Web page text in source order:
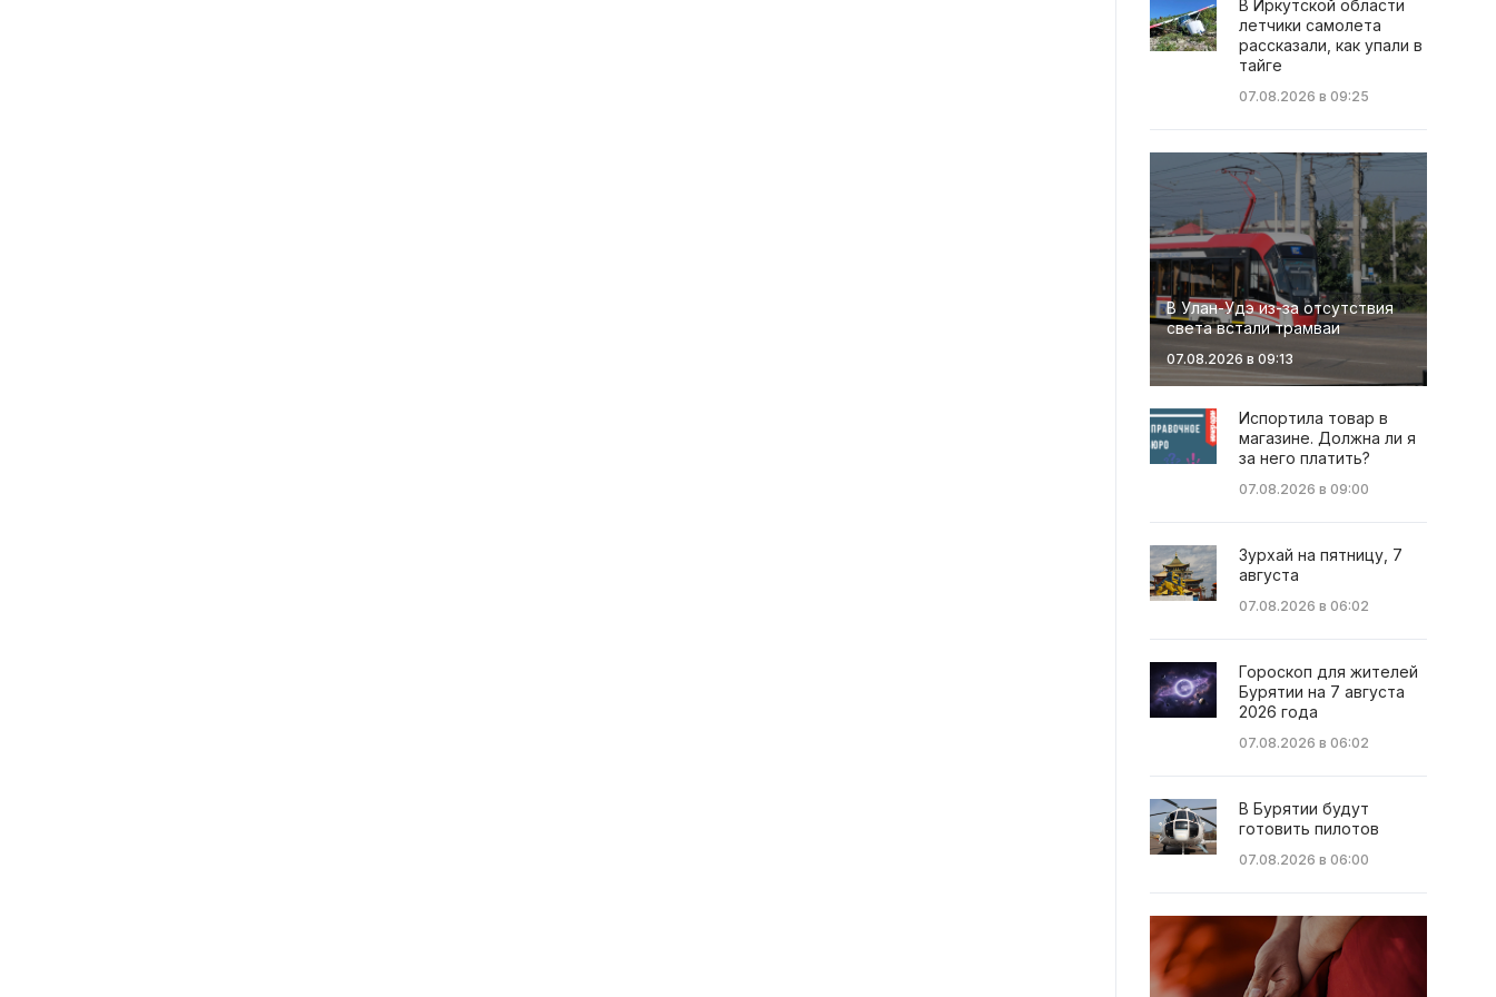
В Иркутской области
летчики самолета
рассказали, как упали в
тайге
07.08.2026 в 09:25
В Улан-Удэ из-за отсутствия
света встали трамваи
07.08.2026 в 09:13
Испортила товар в
магазине. Должна ли я
за него платить?
07.08.2026 в 09:00
Зурхай на пятницу, 7
августа
07.08.2026 в 06:02
Гороскоп для жителей
Бурятии на 7 августа
2026 года
07.08.2026 в 06:02
В Бурятии будут
готовить пилотов
07.08.2026 в 06:00